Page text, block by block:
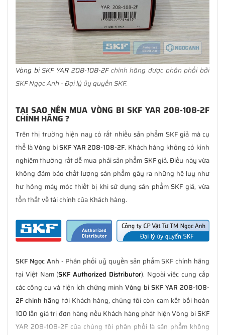
Vòng bi SKF YAR 208-108-2Fchính hãng được phân phối bởi
SKF Ngọc Anh - Đại lý ủy quyền SKF.
TẠI SAO NÊN MUA VÒNG BI SKF YAR 208-108-2F
CHÍNH HÃNG ?
Trên thị trường hiện nay có rất nhiều sản phẩm SKF giả mà cụ
thể làVòng bi SKF YAR 208-108-2F. Khách hàng không có kinh
nghiệm thường rất dễ mua phải sản phẩm SKF giả. Điều này vừa
không đảm bảo chất lượng sản phẩm gây ra những hệ lụy như
hư hỏng máy móc thiết bị khi sử dụng sản phẩm SKF giả, vừa
tổn thất về tài chính của Khách hàng.
SKF Ngọc Anh - Phân phối uỷ quyền sản phẩm SKF chính hãng
tại Việt Nam (SKF Authorized Distributor). Ngoài việc cung cấp
các công cụ và tiện ích chứng minhVòng bi SKF YAR 208-108-
2F chính hãng tới Khách hàng, chúng tôi còn cam kết bồi hoàn
100 lần giá trị đơn hàng nếu Khách hàng phát hiện Vòng bi SKF
YAR 208-108-2F của chúng tôi phân phối là sản phẩm không